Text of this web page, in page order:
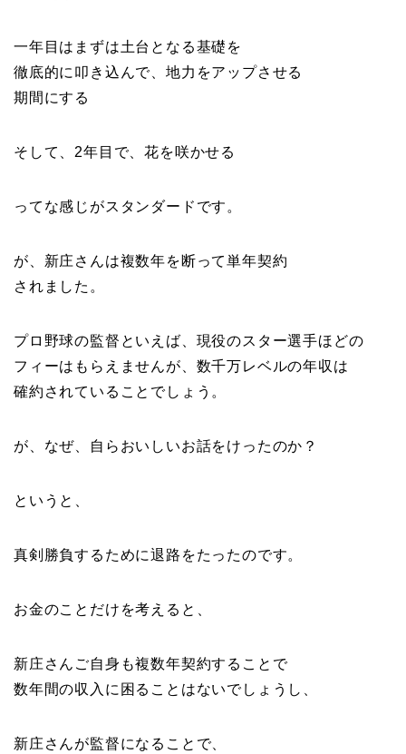
一年目はまずは土台となる基礎を
徹底的に叩き込んで、地力をアップさせる
期間にする
そして、2年目で、花を咲かせる
ってな感じがスタンダードです。
が、新庄さんは複数年を断って単年契約
されました。
プロ野球の監督といえば、現役のスター選手ほどの
フィーはもらえませんが、数千万レベルの年収は
確約されていることでしょう。
が、なぜ、自らおいしいお話をけったのか？
というと、
真剣勝負するために退路をたったのです。
お金のことだけを考えると、
新庄さんご自身も複数年契約することで
数年間の収入に困ることはないでしょうし、
新庄さんが監督になることで、